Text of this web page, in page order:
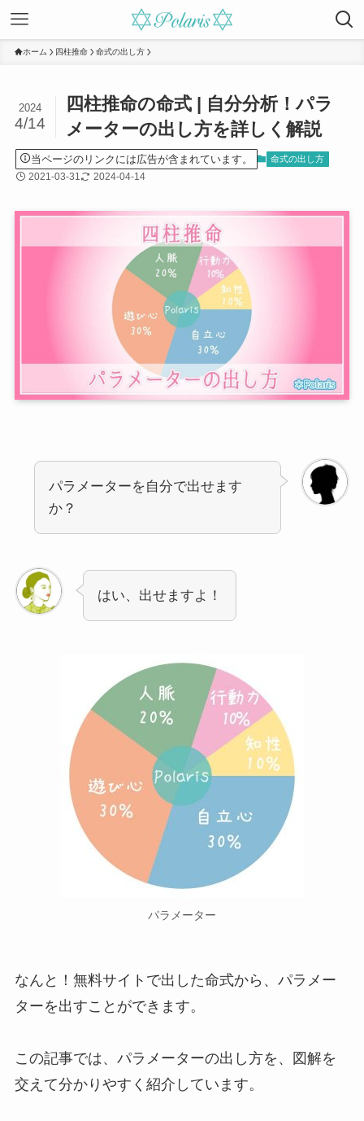
ホーム 四柱推命 命式の出し方
四柱推命の命式 | 自分分析！パラ
メーターの出し方を詳しく解説
2024
4/14
当ページのリンクには広告が含まれています。 命式の出し方
2021-03-31 2024-04-14
パラメーターを自分で出せます
か？
はい、出せますよ！
パラメーター
なんと！ 無料サイトで出した命式から、パラメー
ターを出すことができます。
この記事では、パラメーターの出し方を、図解を
交えて分かりやすく紹介しています。